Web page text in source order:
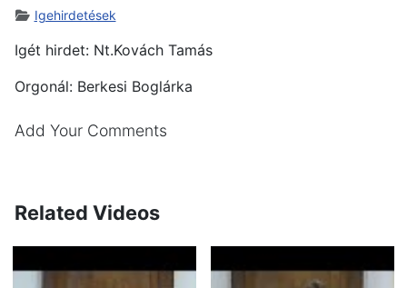
Igehirdetések
Igét hirdet: Nt.Kovách Tamás
Orgonál: Berkesi Boglárka
Add Your Comments
Related Videos